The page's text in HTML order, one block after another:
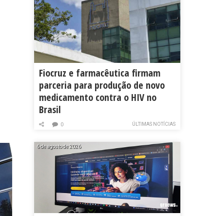
Fiocruz e farmacêutica firmam
parceria para produção de novo
medicamento contra o HIV no
Brasil
ÚLTIMAS NOTÍCIAS
0
6 de agosto de 2026